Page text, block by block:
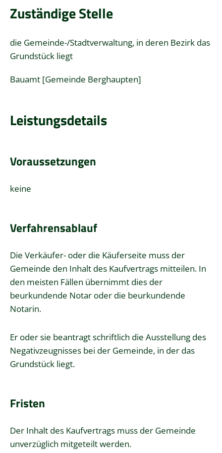
Zuständige Stelle
die Gemeinde-/Stadtverwaltung, in deren Bezirk das
Grundstück liegt
Bauamt [Gemeinde Berghaupten]
Leistungsdetails
Voraussetzungen
keine
Verfahrensablauf
Die Verkäufer- oder die Käuferseite muss der
Gemeinde den Inhalt des Kaufvertrags mitteilen. In
den meisten Fällen übernimmt dies der
beurkundende Notar oder die beurkundende
Notarin.
Er oder sie beantragt schriftlich die Ausstellung des
Negativzeugnisses bei der Gemeinde, in der das
Grundstück liegt.
Fristen
Der Inhalt des Kaufvertrags muss der Gemeinde
unverzüglich mitgeteilt werden.